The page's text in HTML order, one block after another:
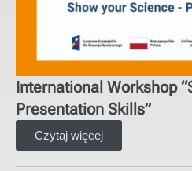
International Workshop
Presentation Skills”
Czytaj więcej